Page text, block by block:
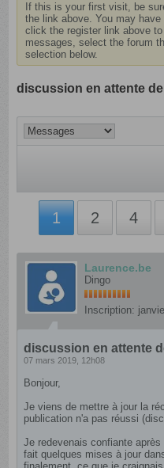
If this is your first visit, be
the link above. You may have
click the register link above
messages, select the forum
selection below.
discussion en attente
1 2 4
Laurence.be
Dingo
Inscription:
discussion en attente
07 mars 2019, 12h08
Bonjour,
Je viens de mettre à jour la
publication n'a pas réussi
Je redevenais confiante
fait quelques mises à jour